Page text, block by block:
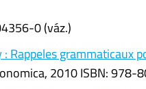
0 (váz.)
Rappeles grammaticaux
2010 ISBN: